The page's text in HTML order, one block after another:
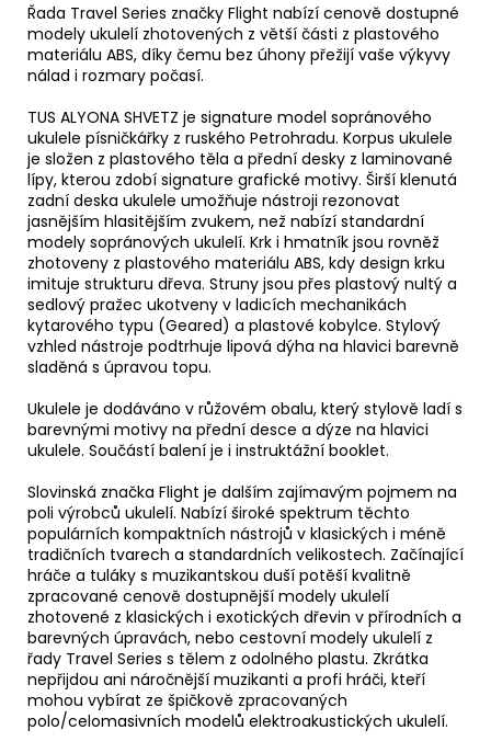
Řada Travel Series značky Flight nabízí cenově dostupné
modely ukulelí zhotovených z větší části z plastového
materiálu ABS, díky čemu bez úhony přežijí vaše výkyvy
nálad i rozmary počasí.
TUS ALYONA SHVETZ je signature model sopránového
ukulele písničkářky z ruského Petrohradu. Korpus ukulele
je složen z plastového těla a přední desky z laminované
lípy, kterou zdobí signature grafické motivy. Širší klenutá
zadní deska ukulele umožňuje nástroji rezonovat
jasnějším hlasitějším zvukem, než nabízí standardní
modely sopránových ukulelí. Krk i hmatník jsou rovněž
zhotoveny z plastového materiálu ABS, kdy design krku
imituje strukturu dřeva. Struny jsou přes plastový nultý a
sedlový pražec ukotveny v ladicích mechanikách
kytarového typu (Geared) a plastové kobylce. Stylový
vzhled nástroje podtrhuje lipová dýha na hlavici barevně
sladěná s úpravou topu.
Ukulele je dodáváno v růžovém obalu, který stylově ladí s
barevnými motivy na přední desce a dýze na hlavici
ukulele. Součástí balení je i instruktážní booklet.
Slovinská značka Flight je dalším zajímavým pojmem na
poli výrobců ukulelí. Nabízí široké spektrum těchto
populárních kompaktních nástrojů v klasických i méně
tradičních tvarech a standardních velikostech. Začínající
hráče a tuláky s muzikantskou duší potěší kvalitně
zpracované cenově dostupnější modely ukulelí
zhotovené z klasických i exotických dřevin v přírodních a
barevných úpravách, nebo cestovní modely ukulelí z
řady Travel Series s tělem z odolného plastu. Zkrátka
nepřijdou ani náročnější muzikanti a profi hráči, kteří
mohou vybírat ze špičkově zpracovaných
polo/celomasivních modelů elektroakustických ukulelí.
DIGITÁLNÍ
SDT-
7
350